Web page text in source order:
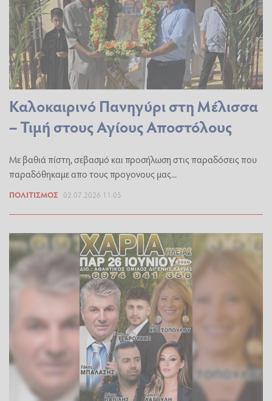
Καλοκαιρινό Πανηγύρι στη Μέλισσα
– Τιμή στους Αγίους Αποστόλους
Με βαθιά πίστη, σεβασμό και προσήλωση στις παραδόσεις που
παραδόθηκαμε απο τους προγονους μας...
ΠΟΛΙΤΙΣΜΌΣ 02.07.2026 11:05